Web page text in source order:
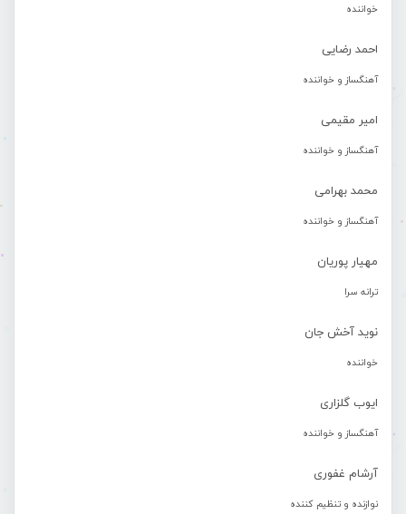
خواننده
احمد رضایی
آهنگساز و خواننده
امیر مقیمی
آهنگساز و خواننده
محمد بهرامی
آهنگساز و خواننده
مهیار پوریان
ترانه سرا
نوید آخش جان
خواننده
ایوب گلزاری
آهنگساز و خواننده
آرشام غفوری
نوازنده و تنظیم کننده